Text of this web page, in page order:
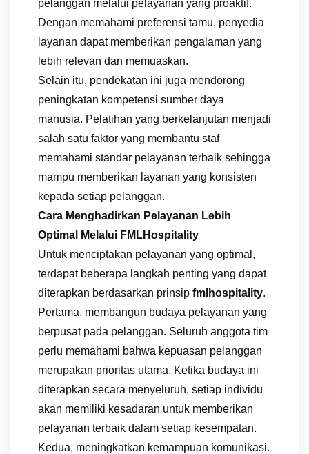
pelanggan melalui pelayanan yang proaktif.
Dengan memahami preferensi tamu, penyedia
layanan dapat memberikan pengalaman yang
lebih relevan dan memuaskan.
Selain itu, pendekatan ini juga mendorong
peningkatan kompetensi sumber daya
manusia. Pelatihan yang berkelanjutan menjadi
salah satu faktor yang membantu staf
memahami standar pelayanan terbaik sehingga
mampu memberikan layanan yang konsisten
kepada setiap pelanggan.
Cara Menghadirkan Pelayanan Lebih
Optimal Melalui FMLHospitality
Untuk menciptakan pelayanan yang optimal,
terdapat beberapa langkah penting yang dapat
diterapkan berdasarkan prinsip fmlhospitality.
Pertama, membangun budaya pelayanan yang
berpusat pada pelanggan. Seluruh anggota tim
perlu memahami bahwa kepuasan pelanggan
merupakan prioritas utama. Ketika budaya ini
diterapkan secara menyeluruh, setiap individu
akan memiliki kesadaran untuk memberikan
pelayanan terbaik dalam setiap kesempatan.
Kedua, meningkatkan kemampuan komunikasi.